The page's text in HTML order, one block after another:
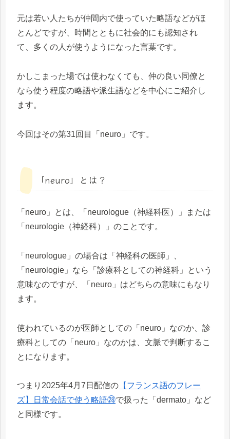
元は若い人たちが仲間内で使っていた略語などがほ
とんどですが、時間とともに社会的にも認知され
て、多くの人が使うようになった言葉です。
かしこまった場では使わなくても、仲の良い同僚と
なら使う程度の略語や派生語などを中心にご紹介し
ます。
今回はその第31回目「neuro」です。
「neuro」とは？
「neuro」とは、「neurologue（神経科医）」または
「neurologie（神経科）」のことです。
「neurologue」の場合は「神経科の医師」、
「neurologie」なら「診療科としての神経科」という
意味なのですが、「neuro」はどちらの意味にもなり
ます。
使われているのが医師としての「neuro」なのか、診
療科としての「neuro」なのかは、文脈で判断するこ
とになります。
つまり2025年4月7日配信の 【フランス語のフレー
ズ】日常会話で使う略語㉘で扱った「dermato」など
と同様です。